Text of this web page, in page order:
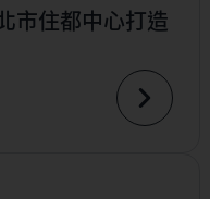
市住都中心打造